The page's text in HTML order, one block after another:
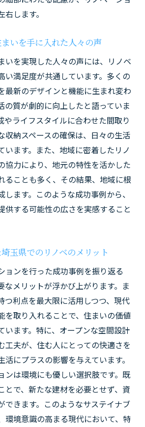
します。
いを手に入れた人々の声
いを実現した人々の声には、リノベ
い満足度が共通しています。多くの
最新のデザインと機能に生まれ変わ
の質が劇的に向上したと語っていま
やライフスタイルに合わせた間取り
収納スペースの確保は、日々の生活
います。また、地域に密着したリノ
協力により、地元の特性を活かした
ることも多く、その結果、地域に根
します。このような成功事例から、
供する可能性の広さを実感すること
玉県でのリノベのメリット
ョンを行った成功事例を振り返る
なメリットが浮かび上がります。ま
つ利点を最大限に活用しつつ、現代
を取り入れることで、住まいの価値
います。特に、オープンな空間設計
工夫が、住む人にとっての快適さを
にプラスの影響を与えています。
ンは環境にも優しい選択肢です。既
とで、新たな建材を必要とせず、資
できます。このようなサステイナブ
環境意識の高まる現代において、特